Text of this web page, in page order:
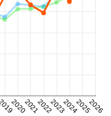
2020202120222023202420252026